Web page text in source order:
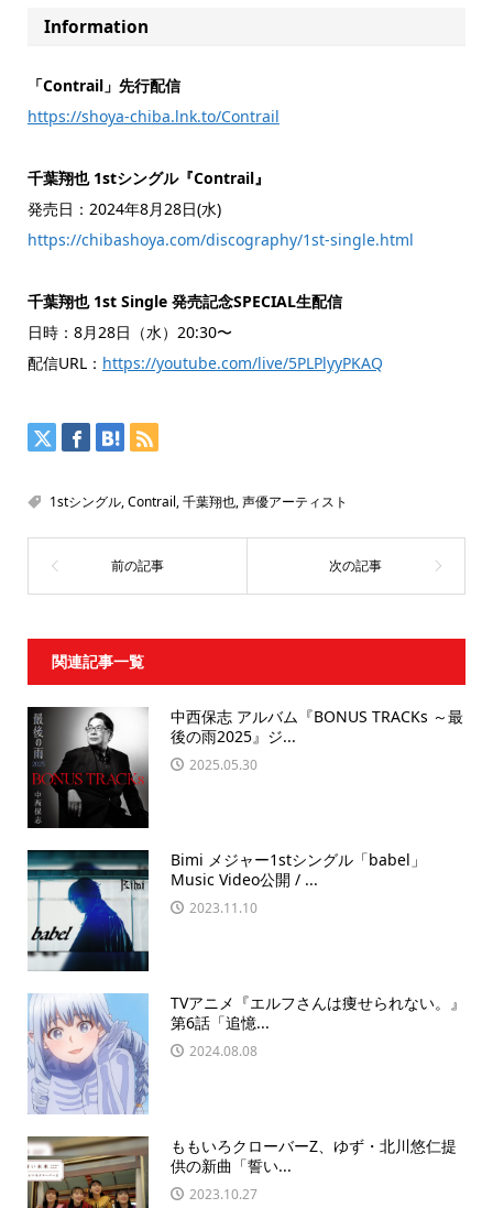
Information
「Contrail」先行配信
https://shoya-chiba.lnk.to/Contrail
千葉翔也 1stシングル『Contrail』
発売日：2024年8月28日(水)
https://chibashoya.com/discography/1st-single.html
千葉翔也1st Single 発売記念SPECIAL生配信
日時：8月28日（水）20:30〜
配信URL： https://youtube.com/live/5PLPlyyPKAQ
1stシングル,Contrail,千葉翔也,声優アーティスト
関連記事一覧
中西保志 アルバム『BONUS TRACKs ～最
後の雨2025』ジ...
2025.05.30
Bimi メジャー1stシングル「babel」
Music Video公開 / ...
2023.11.10
TVアニメ『エルフさんは痩せられない。』
第6話「追憶...
2024.08.08
ももいろクローバーZ、ゆず・北川悠仁提
供の新曲「誓い...
2023.10.27